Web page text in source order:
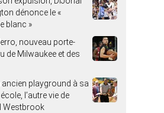
dénonce le «
blanc »
nouveau porte-
de Milwaukee et des
ancien playground à sa
l’autre vie de
Westbrook